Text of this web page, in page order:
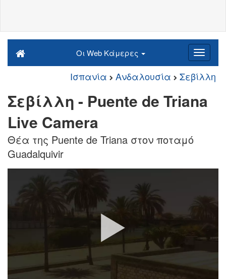
Οι Web Κάμερες
Ισπανία Ανδαλουσία Σεβίλλη
Σεβίλλη - Puente de Triana
Live Camera
Θέα της Puente de Triana στον ποταμό
Guadalquivir